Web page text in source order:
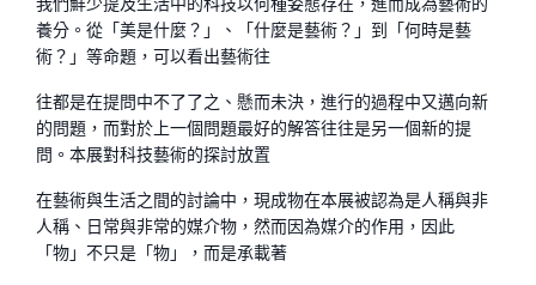
養分。從「美是什麼？」、「什麼是藝術？」到「何時是藝
術？」等命題，可以看出藝術往
往都是在提問中不了了之、懸而未決，進行的過程中又邁向新
的問題，而對於上一個問題最好的解答往往是另一個新的提
問。本展對科技藝術的探討放置
在藝術與生活之間的討論中，現成物在本展被認為是人稱與非
人稱、日常與非常的媒介物，然而因為媒介的作用，因此
「物」不只是「物」，而是承載著